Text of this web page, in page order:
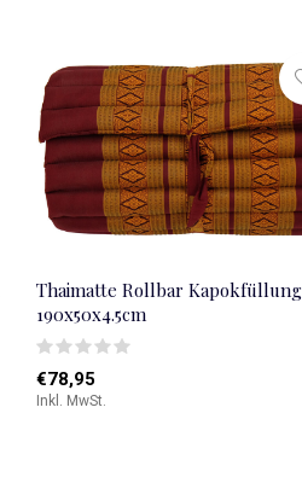
Thaimatte Rollbar Kapokfüllung
190x50x4.5cm
€78,95
Inkl. MwSt.